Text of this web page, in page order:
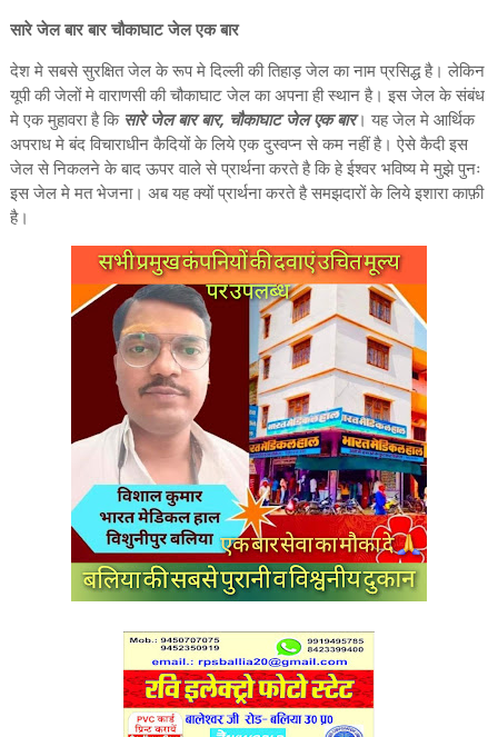
सारे जेल बार बार चौकाघाट जेल एक बार
देश मे सबसे सुरक्षित जेल के रूप मे दिल्ली की तिहाड़ जेल का नाम प्रसिद्ध है। लेकिन
यूपी की जेलों मे वाराणसी की चौकाघाट जेल का अपना ही स्थान है। इस जेल के संबंध
मे एक मुहावरा है कि सारे जेल बार बार, चौकाघाट जेल एक बार। यह जेल मे आर्थिक
अपराध मे बंद विचाराधीन कैदियों के लिये एक दुस्वप्न से कम नहीं है। ऐसे कैदी इस
जेल से निकलने के बाद ऊपर वाले से प्रार्थना करते है कि हे ईश्वर भविष्य मे मुझे पुनः
इस जेल मे मत भेजना। अब यह क्यों प्रार्थना करते है समझदारों के लिये इशारा काफ़ी
है।